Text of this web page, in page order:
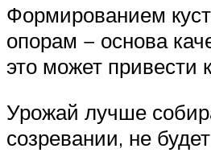
Формированием
опорам − основа
это может привести
Урожай лучше
созревании, не